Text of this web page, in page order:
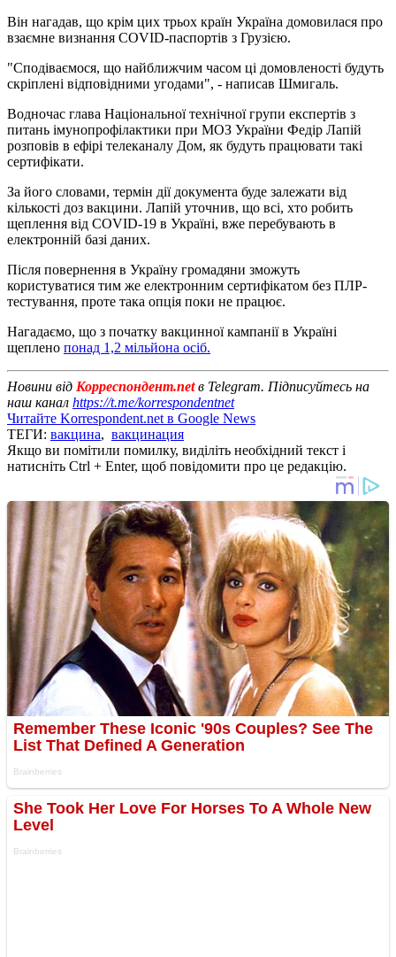
Він нагадав, що крім цих трьох країн Україна домовилася про
взаємне визнання COVID-паспортів з Грузією.
"Сподіваємося, що найближчим часом ці домовленості будуть
скріплені відповідними угодами", - написав Шмигаль.
Водночас глава Національної технічної групи експертів з
питань імунопрофілактики при МОЗ України Федір Лапій
розповів в ефірі телеканалу Дом, як будуть працювати такі
сертифікати.
За його словами, термін дії документа буде залежати від
кількості доз вакцини. Лапій уточнив, що всі, хто робить
щеплення від COVID-19 в Україні, вже перебувають в
електронній базі даних.
Після повернення в Україну громадяни зможуть
користуватися тим же електронним сертифікатом без ПЛР-
тестування, проте така опція поки не працює.
Нагадаємо, що з початку вакцинної кампанії в Україні
щеплено понад 1,2 мільйона осіб.
Новини від Корреспондент.netв Telegram. Підписуйтесь на
наш канал https://t.me/korrespondentnet
Читайте Korrespondent.net в Google News
ТЕГИ: вакцина, вакцинация
Якщо ви помітили помилку, виділіть необхідний текст і
натисніть Ctrl + Enter, щоб повідомити про це редакцію.